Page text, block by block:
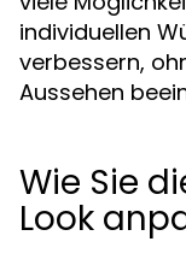
individuellen
verbessern,
Aussehen
Wie Sie
Look